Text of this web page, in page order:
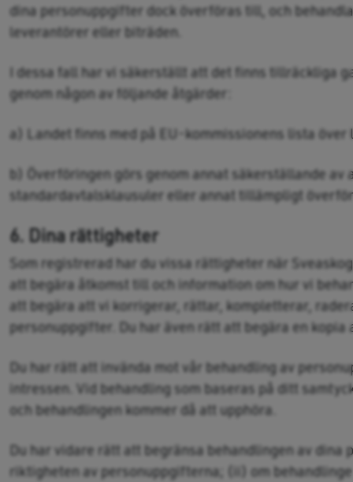
dina personuppgifter dock överföras till, och
leverantörer eller biträden.
I dessa fall har vi säkerställt att det finns tillräckliga
genom någon av följande åtgärder:
a) Landet finns med på EU-kommissionens lista
b) Överföringen görs genom annat säkerställande
standardavtalsklausuler eller annat tillämpligt
6. Dina rättigheter
Som registrerad har du vissa rättigheter när
att begära åtkomst till och information om hur vi
att begära att vi korrigerar, rättar, kompletterar,
personuppgifter. Du har även rätt att begära en
Du har rätt att invända mot vår behandling av
intressen. Vid behandling som baseras på ditt
och behandlingen kommer då att upphöra.
Du har vidare rätt att begränsa behandlingen av
riktigheten av personuppgifterna; (ii) om